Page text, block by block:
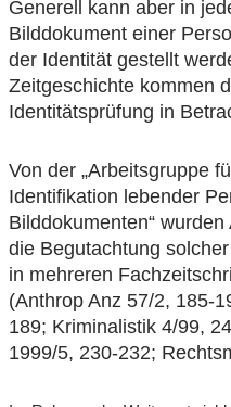
Generell kann aber in
Bilddokument einer
der Identität gestellt
Zeitgeschichte kommen
Identitätsprüfung in
Von der „Arbeitsgruppe
Identifikation lebender
Bilddokumenten“
die Begutachtung
in mehreren
(Anthrop Anz 57/2, 185-
189; Kriminalistik 4/99,
1999/5, 230-232;